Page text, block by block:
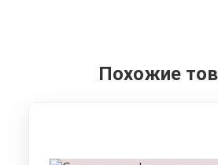
Похожие